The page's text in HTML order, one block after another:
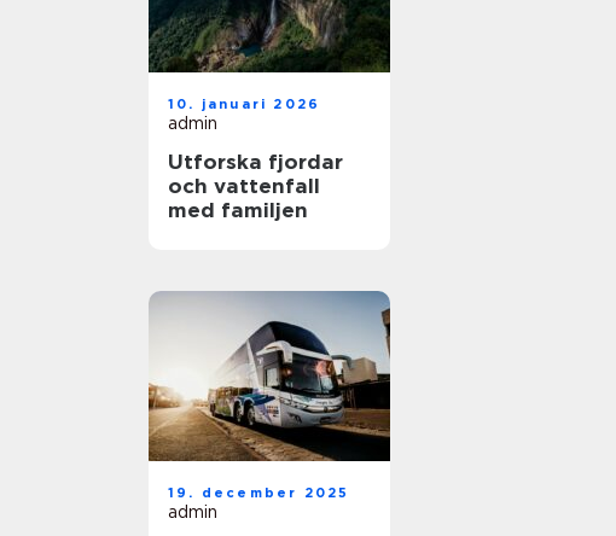
10. januari 2026
admin
Utforska fjordar
och vattenfall
med familjen
19. december 2025
admin